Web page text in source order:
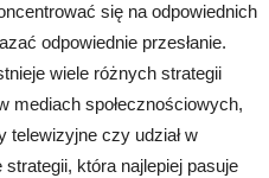
się na odpowiednich
odpowiednie przesłanie.
wiele różnych strategii
mediach społecznościowych,
telewizyjne czy udział w
która najlepiej pasuje